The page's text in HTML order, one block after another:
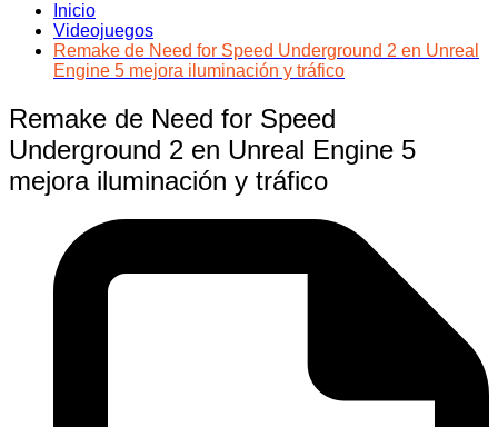
Inicio
Videojuegos
Remake de Need for Speed Underground 2 en Unreal
Engine 5 mejora iluminación y tráfico
Remake de Need for Speed
Underground 2 en Unreal Engine 5
mejora iluminación y tráfico